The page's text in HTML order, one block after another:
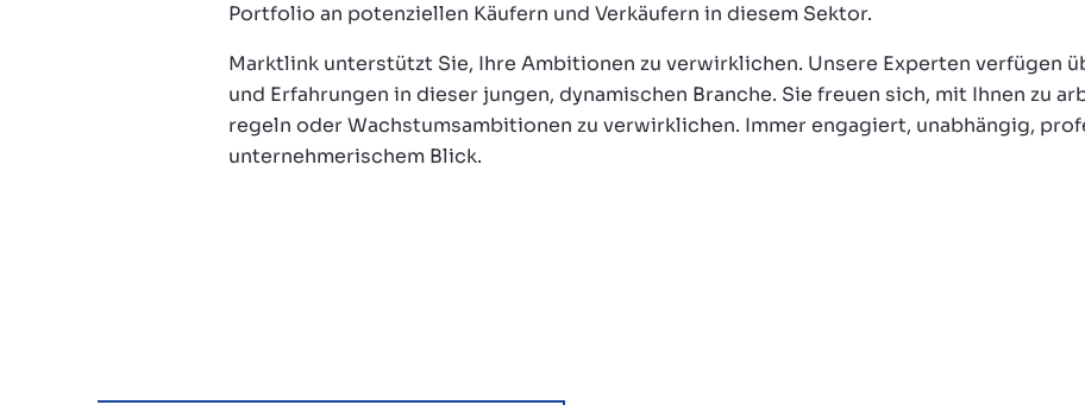
Portfolio an potenziellen Käufern und Verkäufern in diesem Sektor.
Marktlink unterstützt Sie, Ihre Ambitionen zu verwirklichen. Unsere Experten verfügen
und Erfahrungen in dieser jungen, dynamischen Branche. Sie freuen sich, mit Ihnen zu
regeln oder Wachstumsambitionen zu verwirklichen. Immer engagiert, unabhängig,
unternehmerischem Blick.